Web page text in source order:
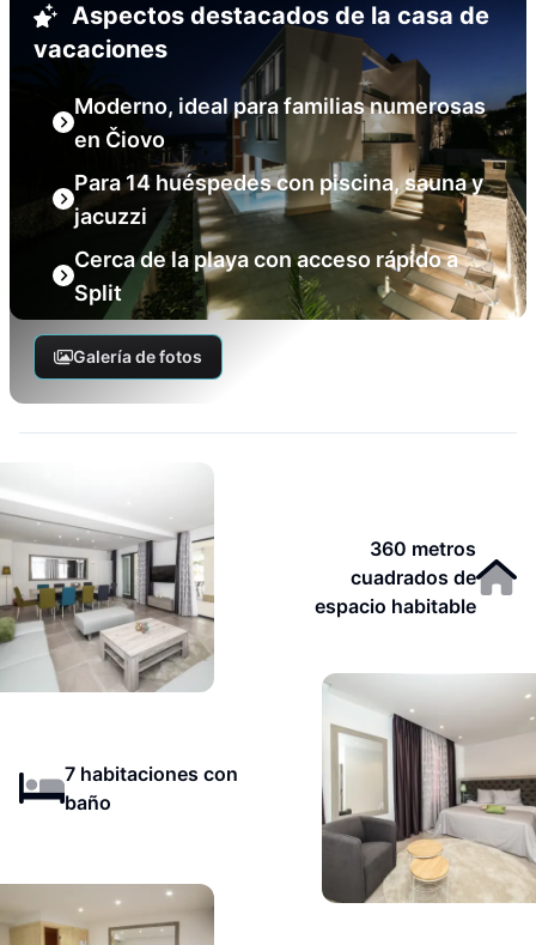
Aspectos destacados de la casa de
vacaciones
Moderno, ideal para familias numerosas
en Čiovo
Para 14 huéspedes con piscina, sauna y
jacuzzi
Cerca de la playa con acceso rápido a
Split
Galería de fotos
360 metros
cuadrados de
espacio habitable
7 habitaciones con
baño